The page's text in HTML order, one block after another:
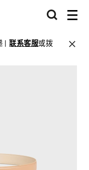
|联系客服或拨